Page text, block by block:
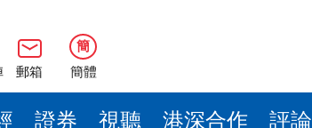
郵箱
簡
簡體
證券 視聽 港深合作 評論
觀點】港股後市呼喚兩大「催化劑」
志勝：AI時代，我們更需要重感情
有片丨舞林寶典贏馬直擊 城城方媛甜蜜擁抱